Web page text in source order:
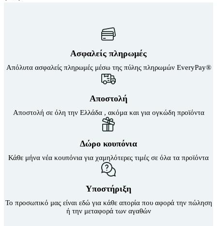
Ασφαλείς πληρωμές
Απόλυτα ασφαλείς πληρωμές μέσω της πύλης πληρωμών EveryPay®
Αποστολή
Αποστολή σε όλη την Ελλάδα , ακόμα και για ογκώδη προϊόντα
Δώρο κουπόνια
Κάθε μήνα νέα κουπόνια για χαμηλότερες τιμές σε όλα τα προϊόντα
Υποστήριξη
Το προσωπικό μας είναι εδώ για κάθε απορία που αφορά την πώληση
ή την μεταφορά των αγαθών